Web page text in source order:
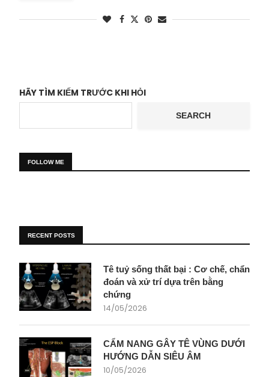
HÃY TÌM KIẾM TRƯỚC KHI HỎI
SEARCH
FOLLOW ME
RECENT POSTS
Tê tuỷ sống thất bại : Cơ chế, chẩn
đoán và xử trí dựa trên bằng
chứng
14/05/2026
CẨM NANG GÂY TÊ VÙNG DƯỚI
HƯỚNG DẪN SIÊU ÂM
10/05/2026